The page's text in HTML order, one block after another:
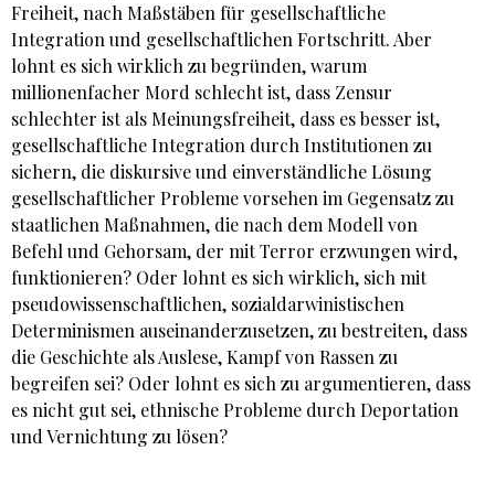
Freiheit, nach Maßstäben für gesellschaftliche
Integration und gesellschaftlichen Fortschritt. Aber
lohnt es sich wirklich zu begründen, warum
millionenfacher Mord schlecht ist, dass Zensur
schlechter ist als Meinungsfreiheit, dass es besser ist,
gesellschaftliche Integration durch Institutionen zu
sichern, die diskursive und einverständliche Lösung
gesellschaftlicher Probleme vorsehen im Gegensatz zu
staatlichen Maßnahmen, die nach dem Modell von
Befehl und Gehorsam, der mit Terror erzwungen wird,
funktionieren? Oder lohnt es sich wirklich, sich mit
pseudowissenschaftlichen, sozialdarwinistischen
Determinismen auseinanderzusetzen, zu bestreiten, dass
die Geschichte als Auslese, Kampf von Rassen zu
begreifen sei? Oder lohnt es sich zu argumentieren, dass
es nicht gut sei, ethnische Probleme durch Deportation
und Vernichtung zu lösen?